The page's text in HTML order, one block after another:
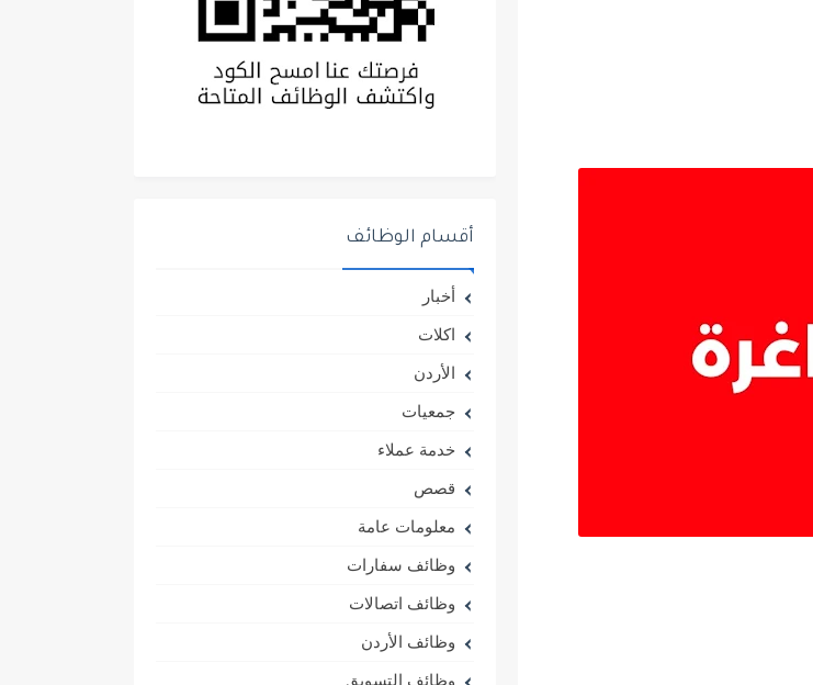
أقسام الوظائف
أخبار
اكلات
الأردن
جمعيات
خدمة عملاء
قصص
معلومات عامة
وظائف سفارات
وظائف اتصالات
وظائف الأردن
وظائف التسويق